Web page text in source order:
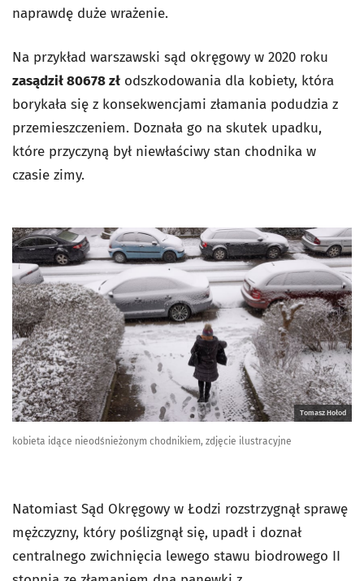
naprawdę duże wrażenie.
Na przykład warszawski sąd okręgowy w 2020 roku
zasądził 80678 zł odszkodowania dla kobiety, która
borykała się z konsekwencjami złamania podudzia z
przemieszczeniem. Doznała go na skutek upadku,
które przyczyną był niewłaściwy stan chodnika w
czasie zimy.
Tomasz Hołod
kobieta idące nieodśnieżonym chodnikiem, zdjęcie ilustracyjne
Natomiast Sąd Okręgowy w Łodzi rozstrzygnął sprawę
mężczyzny, który poślizgnął się, upadł i doznał
centralnego zwichnięcia lewego stawu biodrowego II